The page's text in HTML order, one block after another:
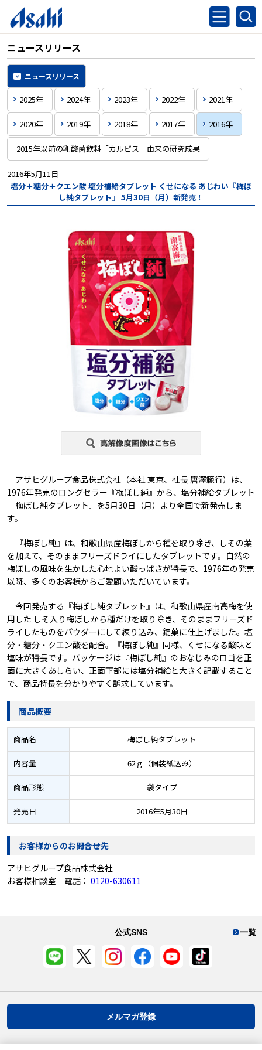
ニュースリリース
ニュースリリース
2025年 2024年 2023年 2022年 2021年
2020年 2019年 2018年 2017年 2016年
2015年以前の乳酸菌飲料「カルピス」由来の研究成果
2016年5月11日
塩分＋糖分＋クエン酸塩分補給タブレット くせになる あじわい『梅ぼ
し純タブレット』 5月30日（月）新発売！
アサヒグループ食品株式会社（本社 東京、社長 唐澤範行）は、
1976年発売のロングセラー『梅ぼし純』から、塩分補給タブレット
『梅ぼし純タブレット』を5月30日（月）より全国で新発売しま
す。
『梅ぼし純』は、和歌山県産梅ぼしから種を取り除き、しその葉
を加えて、そのままフリーズドライにしたタブレットです。自然の
梅ぼしの風味を生かした心地よい酸っぱさが特長で、1976年の発売
以降、多くのお客様からご愛顧いただいています。
今回発売する『梅ぼし純タブレット』は、和歌山県産南高梅を使
用した しそ入り梅ぼしから種だけを取り除き、そのままフリーズド
ライしたものをパウダーにして練り込み、錠菓に仕上げました。塩
分・糖分・クエン酸を配合。『梅ぼし純』同様、くせになる酸味と
塩味が特長です。パッケージは『梅ぼし純』のおなじみのロゴを正
面に大きくあしらい、正面下部には塩分補給と大きく記載すること
で、商品特長を分かりやすく訴求しています。
商品概要
商品名 梅ぼし純タブレット
内容量 62ｇ（個装紙込み）
商品形態 袋タイプ
発売日 2016年5月30日
お客様からのお問合せ先
アサヒグループ食品株式会社
お客様相談室 電話： 0120-630611
一覧
公式SNS
メルマガ登録